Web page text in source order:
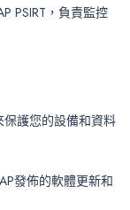
PSIRT，負責監控
護您的設備和資料
發佈的軟體更新和